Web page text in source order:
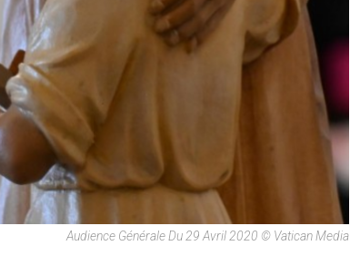
Audience Générale Du 29 Avril 2020 © Vatican Media